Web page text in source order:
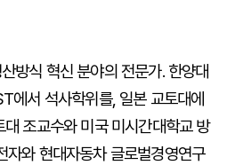
방식 혁신 분야의 전문가. 한양대
에서 석사학위를, 일본 교토대에
조교수와 미국 미시간대학교 방
자와 현대자동차 글로벌경영연구